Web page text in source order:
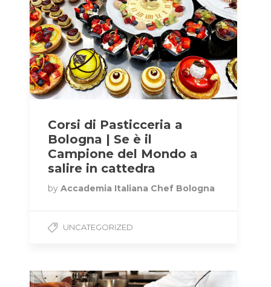
Corsi di Pasticceria a
Bologna | Se è il
Campione del Mondo a
salire in cattedra
by Accademia Italiana Chef Bologna
UNCATEGORIZED